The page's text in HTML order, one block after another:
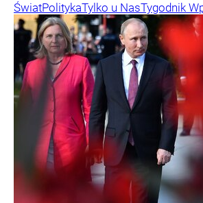
ŚwiatPolitykaTylko u NasTygodnik